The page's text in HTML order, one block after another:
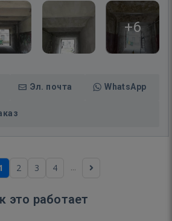
+6
Эл. почта WhatsApp
2 3 4 ...
это работает